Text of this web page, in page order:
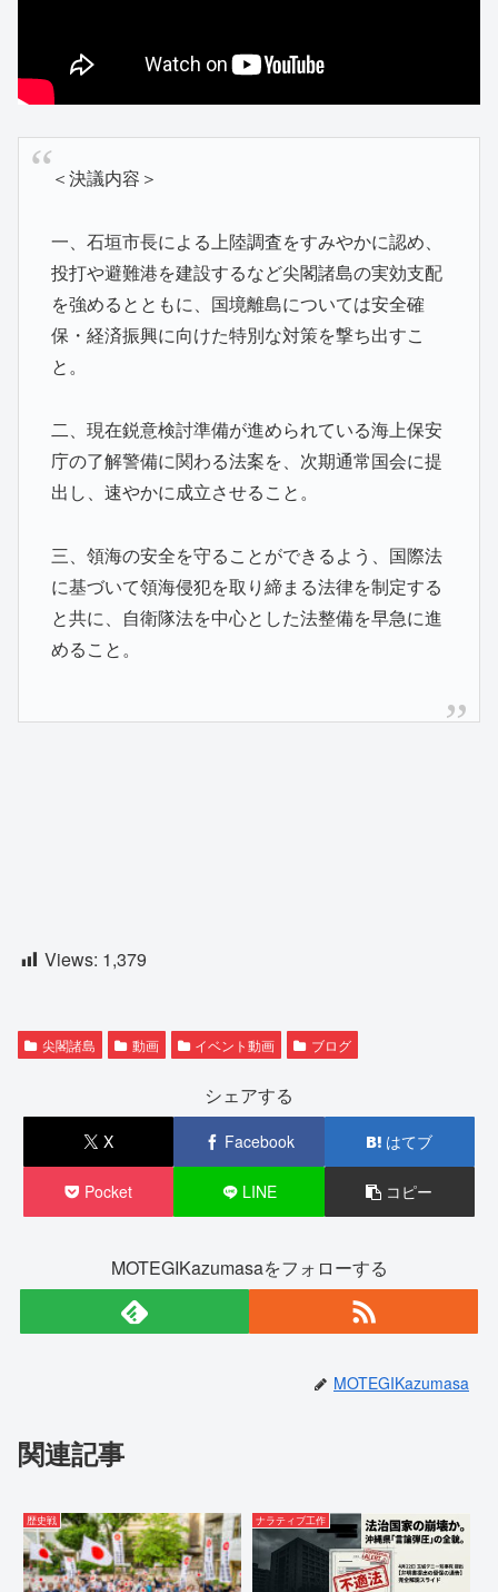
＜決議内容＞
一、石垣市長による上陸調査をすみやかに認め、
投打や避難港を建設するなど尖閣諸島の実効支配
を強めるとともに、国境離島については安全確
保・経済振興に向けた特別な対策を撃ち出すこ
と。
二、現在鋭意検討準備が進められている海上保安
庁の了解警備に関わる法案を、次期通常国会に提
出し、速やかに成立させること。
三、領海の安全を守ることができるよう、国際法
に基づいて領海侵犯を取り締まる法律を制定する
と共に、自衛隊法を中心とした法整備を早急に進
めること。
Views: 1,379
尖閣諸島 動画 イベント動画 ブログ
シェアする
X Facebook はてブ
Pocket LINE コピー
MOTEGIKazumasaをフォローする
MOTEGIKazumasa
関連記事
歴史戦 ナラティブ工作